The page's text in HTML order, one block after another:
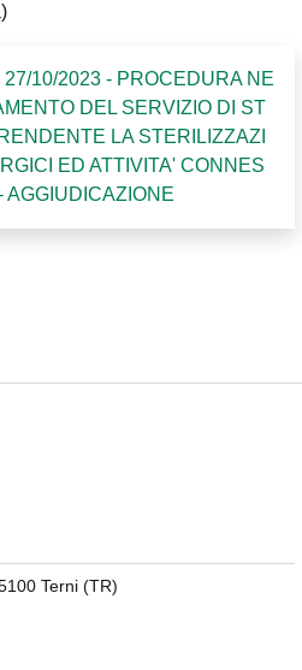
10/2023 - PROCEDURA NE
DEL SERVIZIO DI ST
LA STERILIZZAZI
ED ATTIVITA' CONNES
AGGIUDICAZIONE
Terni (TR)